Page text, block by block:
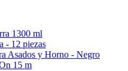
1300 ml
- 12 piezas
Asados y Horno - Negro
15 m